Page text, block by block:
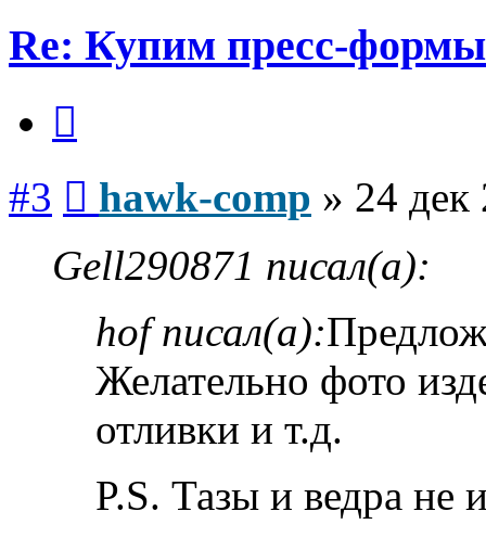
Re: Купим пресс-формы
#3 hawk-comp » 24 дек
Gell290871 писал(а):
hof писал(а):
Желательно фото
отливки и т.д.
P.S. Тазы и ведра не